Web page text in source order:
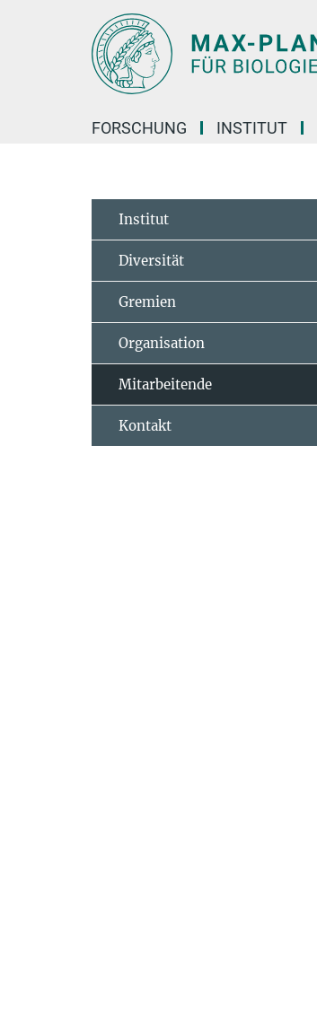
FORSCHUNG INSTITUT
Institut
Diversität
Gremien
Organisation
Mitarbeitende
Kontakt